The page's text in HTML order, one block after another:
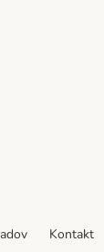
Kontakt